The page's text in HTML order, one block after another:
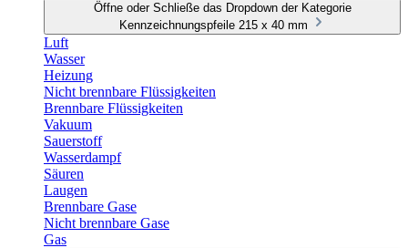
Öffne oder Schließe das Dropdown der Kategorie
Kennzeichnungspfeile 215 x 40 mm
Luft
Wasser
Heizung
Nicht brennbare Flüssigkeiten
Brennbare Flüssigkeiten
Vakuum
Sauerstoff
Wasserdampf
Säuren
Laugen
Brennbare Gase
Nicht brennbare Gase
Gas